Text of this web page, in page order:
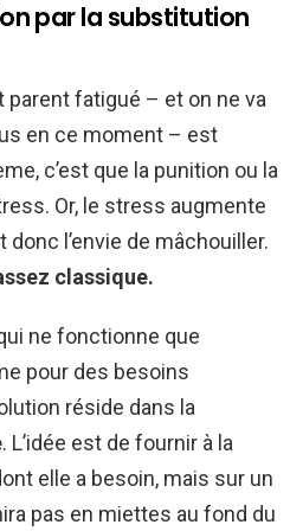
par la substitution
parent fatigué – et on ne va
en ce moment – est
c’est que la punition ou la
Or, le stress augmente
donc l’envie de mâchouiller.
classique.
ne fonctionne que
pour des besoins
réside dans la
. L’idée est de fournir à la
elle a besoin, mais sur un
pas en miettes au fond du